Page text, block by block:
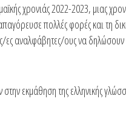
χρονιάς 2022-2023, μιας
πολλές φορές και τη
ες αναλφάβητες/ους να
εκμάθηση της ελληνικής